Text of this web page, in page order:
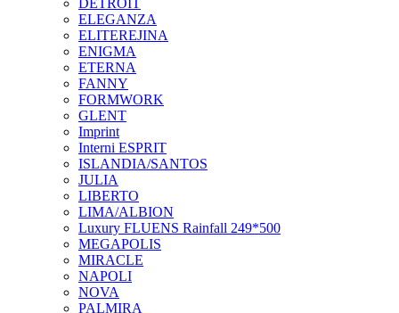
DETROIT
ELEGANZA
ELITEREJINA
ENIGMA
ETERNA
FANNY
FORMWORK
GLENT
Imprint
Interni ESPRIT
ISLANDIA/SANTOS
JULIA
LIBERTO
LIMA/ALBION
Luxury FLUENS Rainfall 249*500
MEGAPOLIS
MIRACLE
NAPOLI
NOVA
PALMIRA